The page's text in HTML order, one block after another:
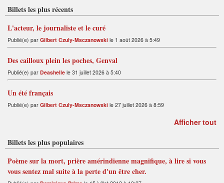
Billets les plus récents
L'acteur, le journaliste et le curé
Publié(e) par Gilbert Czuly-Msczanowski le 1 août 2026 à 5:49
Des cailloux plein les poches, Genval
Publié(e) par Deashelle le 31 juillet 2026 à 5:40
Un été français
Publié(e) par Gilbert Czuly-Msczanowski le 27 juillet 2026 à 8:59
Afficher tout
Billets les plus populaires
Poème sur la mort, prière amérindienne magnifique, à lire si vous
vous sentez mal suite à la perte d'un être cher.